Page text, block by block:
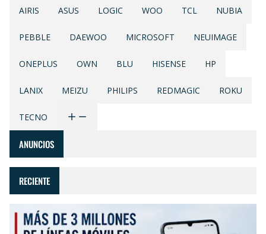
AIRIS ASUS LOGIC WOO TCL NUBIA
PEBBLE DAEWOO MICROSOFT NEUIMAGE
ONEPLUS OWN BLU HISENSE HP
LANIX MEIZU PHILIPS REDMAGIC ROKU
TECNO
ANUNCIOS
RECIENTE